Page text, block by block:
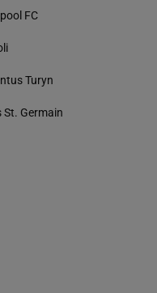
FC
Turyn
St. Germain